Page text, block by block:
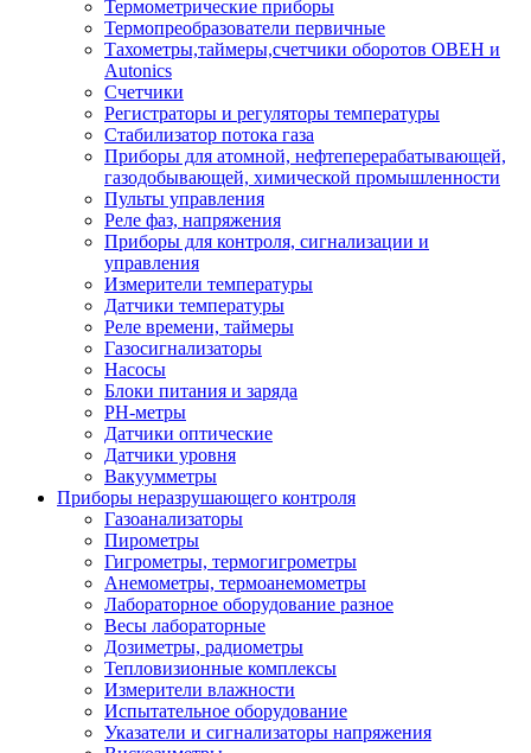
Термометрические приборы
Термопреобразователи первичные
Тахометры,таймеры,счетчики оборотов ОВЕН и
Autonics
Счетчики
Регистраторы и регуляторы температуры
Стабилизатор потока газа
Приборы для атомной, нефтеперерабатывающей,
газодобывающей, химической промышленности
Пульты управления
Реле фаз, напряжения
Приборы для контроля, сигнализации и
управления
Измерители температуры
Датчики температуры
Реле времени, таймеры
Газосигнализаторы
Насосы
Блоки питания и заряда
PH-метры
Датчики оптические
Датчики уровня
Вакуумметры
Приборы неразрушающего контроля
Газоанализаторы
Пирометры
Гигрометры, термогигрометры
Анемометры, термоанемометры
Лабораторное оборудование разное
Весы лабораторные
Дозиметры, радиометры
Тепловизионные комплексы
Измерители влажности
Испытательное оборудование
Указатели и сигнализаторы напряжения